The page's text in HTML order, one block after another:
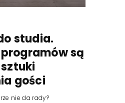
studia.
są
gości
nie da rady?